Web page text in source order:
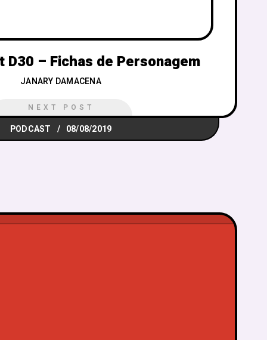
D30 – Fichas de Personagem
JANARY DAMACENA
NEXT POST
PODCAST 08/08/2019